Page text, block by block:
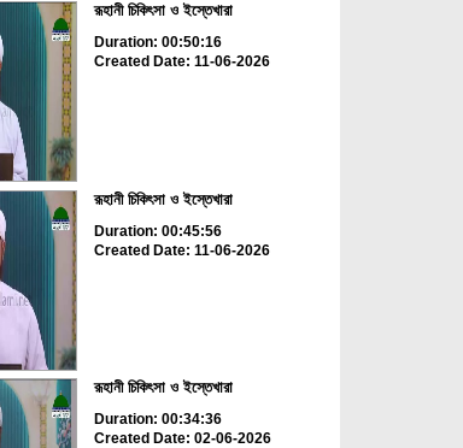
রূহানী চিকিৎসা ও ইস্তেখারা
Duration: 00:50:16
Created Date: 11-06-2026
রূহানী চিকিৎসা ও ইস্তেখারা
Duration: 00:45:56
Created Date: 11-06-2026
রূহানী চিকিৎসা ও ইস্তেখারা
Duration: 00:34:36
Created Date: 02-06-2026